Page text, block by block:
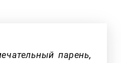
парень,